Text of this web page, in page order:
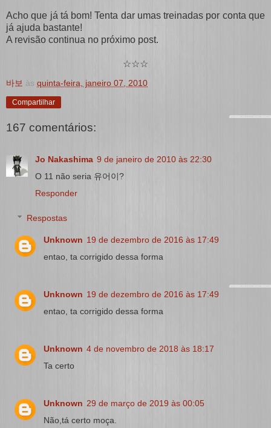
Acho que já tá bom! Tenta dar umas treinadas por conta que
já ajuda bastante!
A revisão continua no próximo post.
☆☆☆
바보 às quinta-feira, janeiro 07, 2010
Compartilhar
167 comentários:
Jo Nakashima 9 de janeiro de 2010 às 22:30
O 11 não seria 유어이?
Responder
Respostas
Unknown 19 de dezembro de 2016 às 17:49
entao, ta corrigido dessa forma
Unknown 19 de dezembro de 2016 às 17:49
entao, ta corrigido dessa forma
Unknown 4 de novembro de 2018 às 18:17
Ta certo
Unknown 29 de março de 2019 às 00:05
Não,tá certo moça.